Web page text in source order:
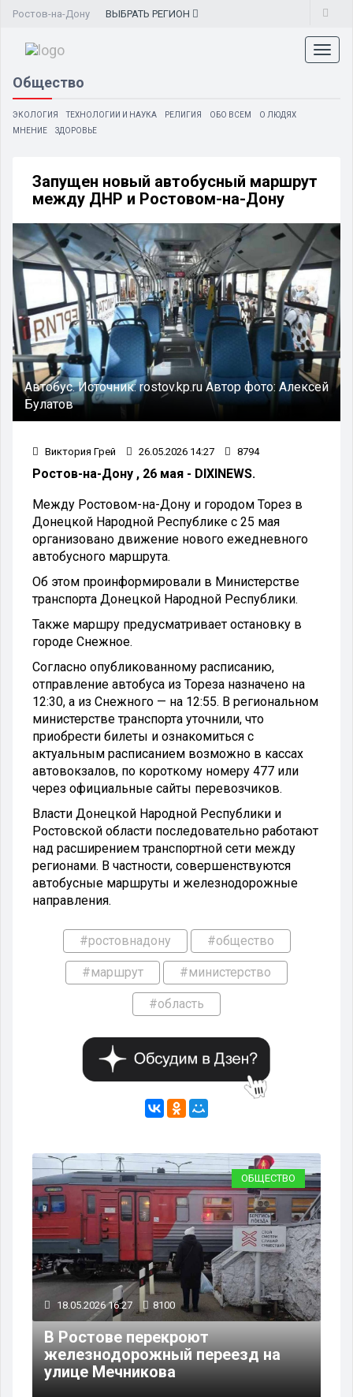
Ростов-на-Дону ВЫБРАТЬ РЕГИОН
Общество
ЭКОЛОГИЯ ТЕХНОЛОГИИ И НАУКА РЕЛИГИЯ ОБО ВСЕМ
О ЛЮДЯХ
МНЕНИЕ
ЗДОРОВЬЕ
Запущен новый автобусный маршрут
между ДНР и Ростовом-на-Дону
Автобус.Источник:rostov.kp.ruАвтор фото: Алексей
Булатов
Виктория Грей 26.05.2026 14:27 8794
Ростов-на-Дону , 26 мая - DIXINEWS.
Между Ростовом-на-Дону и городом Торез в
Донецкой Народной Республике с 25 мая
организовано движение нового ежедневного
автобусного маршрута.
Об этом проинформировали в Министерстве
транспорта Донецкой Народной Республики.
Также маршру предусматривает остановку в
городе Снежное.
Согласно опубликованному расписанию,
отправление автобуса из Тореза назначено на
12:30, а из Снежного — на 12:55. В региональном
министерстве транспорта уточнили, что
приобрести билеты и ознакомиться с
актуальным расписанием возможно в кассах
автовокзалов, по короткому номеру 477 или
через официальные сайты перевозчиков.
Власти Донецкой Народной Республики и
Ростовской области последовательно работают
над расширением транспортной сети между
регионами. В частности, совершенствуются
автобусные маршруты и железнодорожные
направления.
#ростовнадону #общество
#маршрут #министерство
#область
ОБЩЕСТВО
18.05.2026 16:27 8100
В Ростове перекроют
железнодорожный переезд на
улице Мечникова